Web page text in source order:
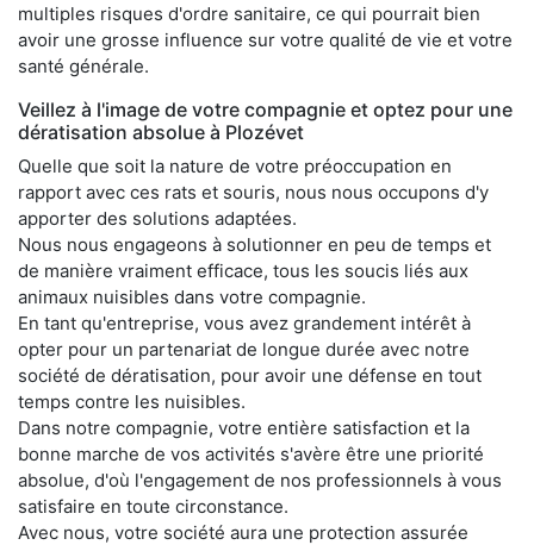
multiples risques d'ordre sanitaire, ce qui pourrait bien
avoir une grosse influence sur votre qualité de vie et votre
santé générale.
Veillez à l'image de votre compagnie et optez pour une
dératisation absolue à Plozévet
Quelle que soit la nature de votre préoccupation en
rapport avec ces rats et souris, nous nous occupons d'y
apporter des solutions adaptées.
Nous nous engageons à solutionner en peu de temps et
de manière vraiment efficace, tous les soucis liés aux
animaux nuisibles dans votre compagnie.
En tant qu'entreprise, vous avez grandement intérêt à
opter pour un partenariat de longue durée avec notre
société de dératisation, pour avoir une défense en tout
temps contre les nuisibles.
Dans notre compagnie, votre entière satisfaction et la
bonne marche de vos activités s'avère être une priorité
absolue, d'où l'engagement de nos professionnels à vous
satisfaire en toute circonstance.
Avec nous, votre société aura une protection assurée